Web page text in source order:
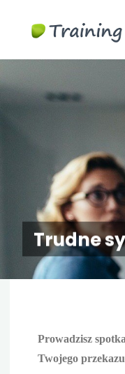
Trudne
Prowadzisz
Twojego